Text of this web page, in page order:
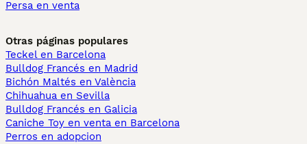
Persa en venta
Otras páginas populares
Teckel en Barcelona
Bulldog Francés en Madrid
Bichón Maltés en València
Chihuahua en Sevilla
Bulldog Francés en Galicia
Caniche Toy en venta en Barcelona
Perros en adopcion